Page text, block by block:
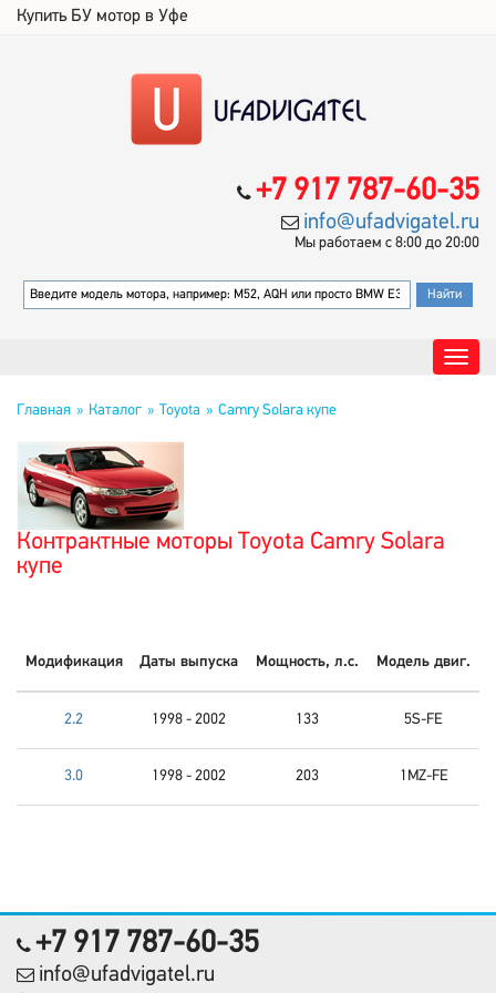
Купить БУ мотор в Уфе
+7 917 787-60-35
info@ufadvigatel.ru
Мы работаем с 8:00 до 20:00
Главная Каталог Toyota Camry Solara купе
Контрактные моторы Toyota Camry Solara
купе
Модификация Даты выпуска Мощность, л.с. Модель двиг.
2.2 1998 - 2002 133 5S-FE
3.0 1998 - 2002 203 1MZ-FE
+7 917 787-60-35
info@ufadvigatel.ru